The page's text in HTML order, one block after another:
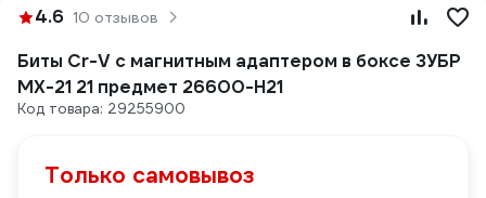
4.6 10 отзывов
Биты Cr-V с магнитным адаптером в боксе ЗУБР
МХ-21 21 предмет 26600-H21
Код товара: 29255900
Только самовывоз